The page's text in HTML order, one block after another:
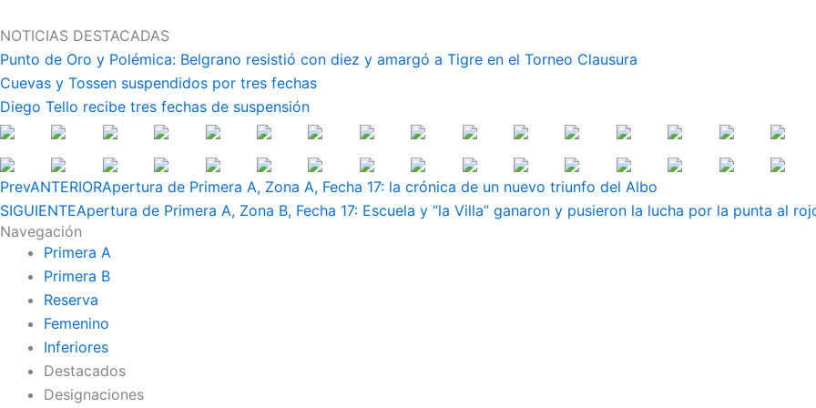
al
contenido
NOTICIAS DESTACADAS
Punto de Oro y Polémica: Belgrano resistió con diez y amargó a Tigre en el Torneo Clausura
Cuevas y Tossen suspendidos por tres fechas
Diego Tello recibe tres fechas de suspensión
PrevANTERIORApertura de Primera A, Zona A, Fecha 17: la crónica de un nuevo triunfo del Albo
SIGUIENTEApertura de Primera A, Zona B, Fecha 17: Escuela y “la Villa” ganaron y pusieron la lucha por la punta al
Navegación
Primera A
Primera B
Reserva
Femenino
Inferiores
Destacados
Designaciones